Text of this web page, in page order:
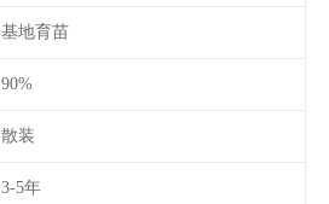
基地育苗
90%
散装
3-5年